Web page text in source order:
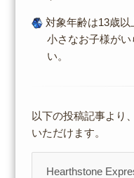
対象年齢は13歳以
小さなお子様が
い。
以下の投稿記事より
いただけます。
Hearthstone